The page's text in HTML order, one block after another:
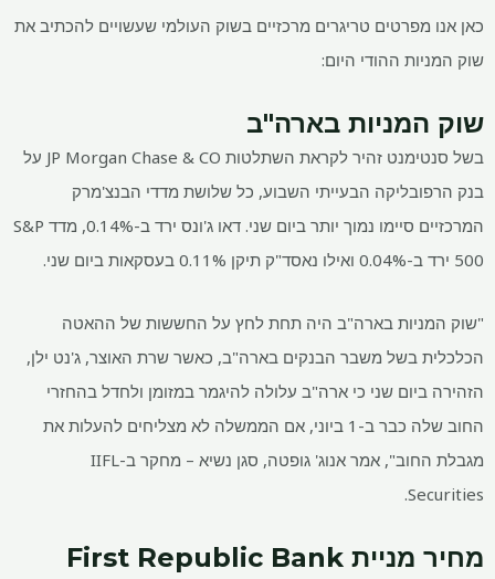
כאן אנו מפרטים טריגרים מרכזיים בשוק העולמי שעשויים להכתיב את
שוק המניות ההודי היום:
שוק המניות בארה"ב
בשל סנטימנט זהיר לקראת השתלטות JP Morgan Chase & CO על
בנק הרפובליקה הבעייתי השבוע, כל שלושת מדדי הבנצ'מרק
המרכזיים סיימו נמוך יותר ביום שני. דאו ג'ונס ירד ב-0.14%, מדד S&P
500 ירד ב-0.04% ואילו נאסד"ק תיקן 0.11% בעסקאות ביום שני.
"שוק המניות בארה"ב היה תחת לחץ על החששות של ההאטה
הכלכלית בשל משבר הבנקים בארה"ב, כאשר שרת האוצר, ג'נט ילן,
הזהירה ביום שני כי ארה"ב עלולה להיגמר במזומן ולחדל בהחזרי
החוב שלה כבר ב-1 ביוני, אם הממשלה לא מצליחים להעלות את
מגבלת החוב", אמר אנוג' גופטה, סגן נשיא – מחקר ב-IIFL
Securities.
מחיר מניית First Republic Bank